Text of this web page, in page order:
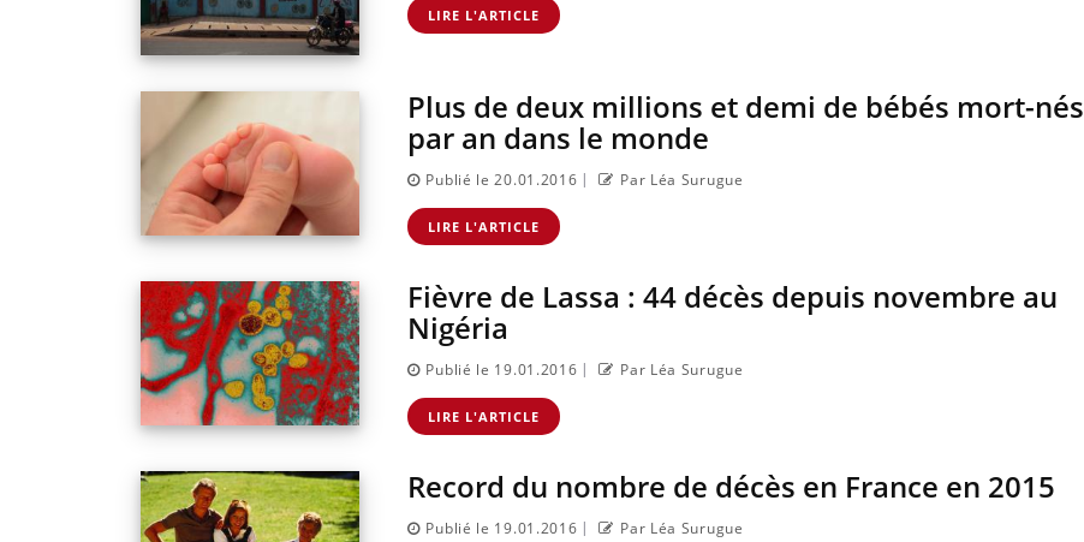
LIRE L'ARTICLE
Plus de deux millions et demi de bébés mort-nés
par an dans le monde
Publié le 20.01.2016 | Par Léa Surugue
LIRE L'ARTICLE
Fièvre de Lassa : 44 décès depuis novembre au
Nigéria
Publié le 19.01.2016 | Par Léa Surugue
LIRE L'ARTICLE
Record du nombre de décès en France en 2015
Publié le 19.01.2016 | Par Léa Surugue